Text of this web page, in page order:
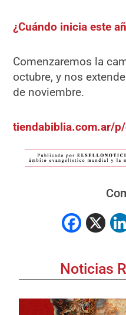
¿Cuándo inicia este
Comenzaremos la
octubre, y nos
de noviembre.
tiendabiblia.com.ar/
Noticias